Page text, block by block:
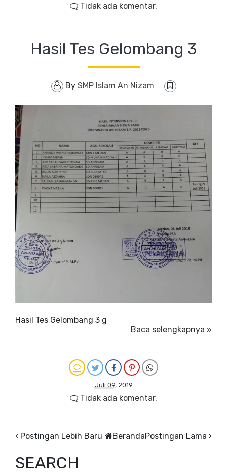
Tidak ada komentar.
Hasil Tes Gelombang 3
By SMP Islam An Nizam
Hasil Tes Gelombang 3 g
Baca selengkapnya »
Juli 09, 2019
Tidak ada komentar.
Postingan Lebih Baru Postingan Lama
Beranda
SEARCH